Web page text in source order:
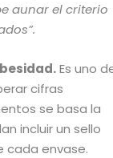
aunar el criterio
Es uno
cifras
se basa la
incluir un sello
cada envase.